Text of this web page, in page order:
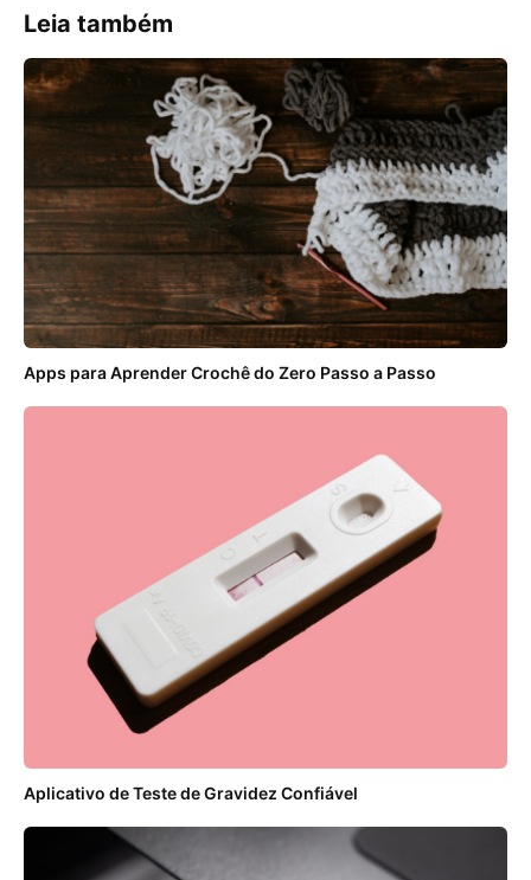
Leia também
Apps para Aprender Crochê do Zero Passo a Passo
Aplicativo de Teste de Gravidez Confiável